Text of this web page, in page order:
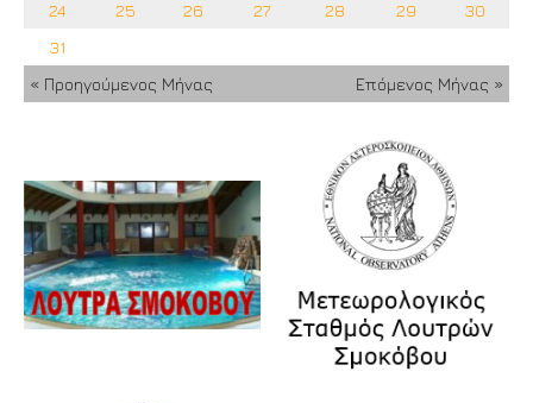
24 25 26 27 28 29
30
31
« Προηγούμενος Μήνας
Επόμενος Μήνας »